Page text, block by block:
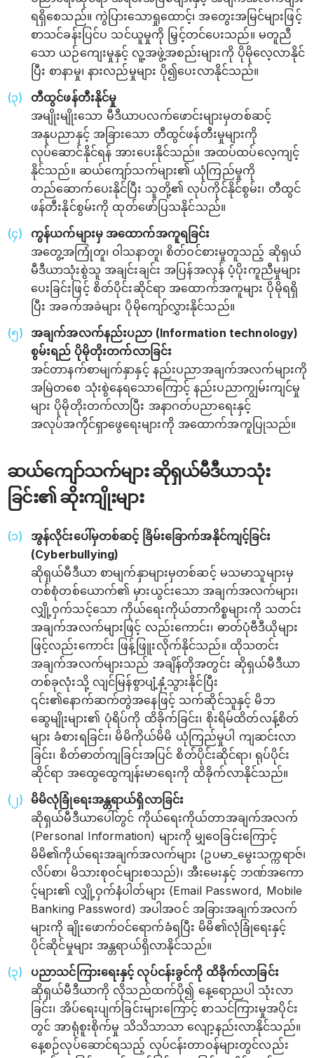
ရရှိစေသည်။ ကွဲပြားသောရှုထောင့်၊ အတွေးအမြင်များဖြင့်
စာသင်ခန်းပြင်ပ သင်ယူမှုကို မြှင့်တင်ပေးသည်။ မတူညီ
သော ယဉ်ကျေးမှုနှင့် လူ့အဖွဲ့အစည်းများကို ပိုမိုလေ့လာနိုင်
ပြီး စာနာမှု၊ နားလည်မှုများ ပို၍ပေးလာနိုင်သည်။
တီထွင်ဖန်တီးနိုင်မှု
အမျိုးမျိုးသော မီဒီယာပလက်ဖောင်းများမှတစ်ဆင့်
အနုပညာနှင့် အခြားသော တီထွင်ဖန်တီးမှုများကို
လုပ်ဆောင်နိုင်ရန် အားပေးနိုင်သည်။ အထပ်ထပ်လေ့ကျင့်
နိုင်သည်။ ဆယ်ကျော်သက်များ၏ ယုံကြည်မှုကို
တည်ဆောက်ပေးနိုင်ပြီး သူတို့၏ လုပ်ကိုင်နိုင်စွမ်း၊ တီထွင်
ဖန်တီးနိုင်စွမ်းကို ထုတ်ဖော်ပြသနိုင်သည်။
ကွန်ယက်များမှ အထောက်အကူရခြင်း
အတွေ့အကြုံတူ၊ ဝါသနာတူ၊ စိတ်ဝင်စားမှုတူသည့် ဆိုရှယ်
မီဒီယာသုံးစွဲသူ အချင်းချင်း အပြန်အလှန် ပံ့ပိုးကူညီမှုများ
ပေးခြင်းဖြင့် စိတ်ပိုင်းဆိုင်ရာ အထောက်အကူများ ပိုမိုရရှိ
ပြီး အခက်အခဲများ ပိုမိုကျော်လွှားနိုင်သည်။
အချက်အလက်နည်းပညာ (Information technology)
စွမ်းရည် ပိုမိုတိုးတက်လာခြင်း
အင်တာနက်စာမျက်နှာနှင့် နည်းပညာအချက်အလက်များကို
အမြဲတစေ သုံးစွဲနေရသောကြောင့် နည်းပညာကျွမ်းကျင်မှု
များ ပိုမိုတိုးတက်လာပြီး အနာဂတ်ပညာရေးနှင့်
အလုပ်အကိုင်ရှာဖွေရေးများကို အထောက်အကူပြုသည်။
ဆယ်ကျော်သက်များ ဆိုရှယ်မီဒီယာသုံး
ခြင်း၏ ဆိုးကျိုးများ
အွန်လိုင်းပေါ်မှတစ်ဆင့် ခြိမ်းခြောက်အနိုင်ကျင့်ခြင်း
(Cyberbullying)
ဆိုရှယ်မီဒီယာ စာမျက်နှာများမှတစ်ဆင့် မသမာသူများမှ
တစ်စုံတစ်ယောက်၏ မှားယွင်းသော အချက်အလက်များ၊
လျှို့ဝှက်သင့်သော ကိုယ်ရေးကိုယ်တာကိစ္စများကို သတင်း
အချက်အလက်များဖြင့် လည်းကောင်း၊ ဓာတ်ပုံဗီဒီယိုများ
ဖြင့်လည်းကောင်း ဖြန့်ဖြူးလိုက်နိုင်သည်။ ထိုသတင်း
အချက်အလက်များသည် အချိန်တိုအတွင်း ဆိုရှယ်မီဒီယာ
တစ်ခုလုံးသို့ လျင်မြန်စွာပျံ့နှံ့သွားနိုင်ပြီး
၎င်း၏နောက်ဆက်တွဲအနေဖြင့် သက်ဆိုင်သူနှင့် မိဘ
ဆွေမျိုးများ၏ ပုံရိပ်ကို ထိခိုက်ခြင်း၊ စိုးရိမ်ထိတ်လန့်စိတ်
များ ခံစားရခြင်း၊ မိမိကိုယ်မိမိ ယုံကြည်မှုပါ ကျဆင်းလာ
ခြင်း၊ စိတ်ဓာတ်ကျခြင်းအပြင် စိတ်ပိုင်းဆိုင်ရာ၊ ရုပ်ပိုင်း
ဆိုင်ရာ အထွေထွေကျန်းမာရေးကို ထိခိုက်လာနိုင်သည်။
မိမိလုံခြုံရေးအန္တရာယ်ရှိလာခြင်း
ဆိုရှယ်မီဒီယာပေါ်တွင် ကိုယ်ရေးကိုယ်တာအချက်အလက်
(Personal Information) များကို မျှဝေခြင်းကြောင့်
မိမိ၏ကိုယ်ရေးအချက်အလက်များ (ဥပမာ_မွေးသက္ကရာဇ်၊
လိပ်စာ၊ မိသားစုဝင်များစသည်)၊ အီးမေးနှင့် ဘဏ်အကော
င့်များ၏ လျှို့ဝှက်နံပါတ်များ (Email Password, Mobile
Banking Password) အပါအဝင် အခြားအချက်အလက်
များကို ချိုးဖောက်ဝင်ရောက်ခံရပြီး မိမိ၏လုံခြုံရေးနှင့်
ပိုင်ဆိုင်မှုများ အန္တရာယ်ရှိလာနိုင်သည်။
ပညာသင်ကြားရေးနှင့် လုပ်ငန်းခွင်ကို ထိခိုက်လာခြင်း
ဆိုရှယ်မီဒီယာကို လိုသည်ထက်ပို၍ နေ့ရောညပါ သုံးလာ
ခြင်း၊ အိပ်ရေးပျက်ခြင်းများကြောင့် စာသင်ကြားမှုအပိုင်း
တွင် အာရုံစူးစိုက်မှု သိသိသာသာ လျော့နည်းလာနိုင်သည်။
နေ့စဉ်လုပ်ဆောင်ရသည့် လုပ်ငန်းတာဝန်များတွင်လည်း